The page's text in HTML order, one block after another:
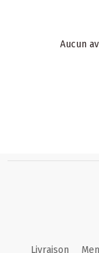
Aucun
Livraison